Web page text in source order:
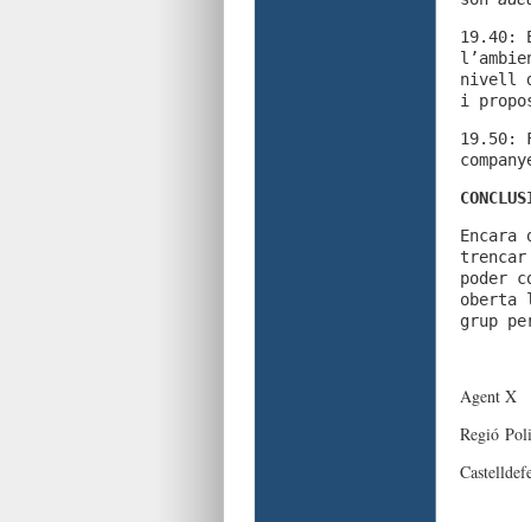
19.40:
nivell
i
19.50:
poder
oberta
grup
Agent X
Regió